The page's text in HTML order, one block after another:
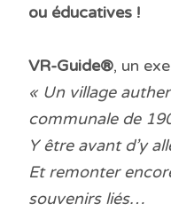
ou éducatives !
VR-Guide®, un
« Un village
communale de
Y être avant d’y
Et remonter
souvenirs liés…